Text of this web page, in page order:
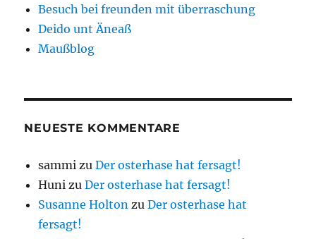
Besuch bei freunden mit überraschung
Deido unt Äneaß
Maußblog
NEUESTE KOMMENTARE
sammi zuDer osterhase hat fersagt!
Huni zuDer osterhase hat fersagt!
Susanne Holton zuDer osterhase hat
fersagt!